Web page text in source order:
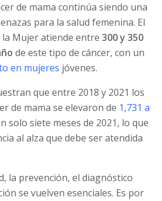
de mama continúa siendo una
para la salud femenina. El
Mujer atiende entre 300 y 350
de este tipo de cáncer, con un
en mujeres jóvenes.
que entre 2018 y 2021 los
de mama se elevaron de 1,731 a
solo siete meses de 2021, lo que
al alza que debe ser atendida
la prevención, el diagnóstico
se vuelven esenciales. Es por